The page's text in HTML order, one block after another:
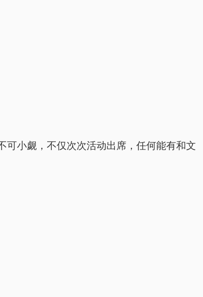
可小觑，不仅次次活动出席，任何能有和文